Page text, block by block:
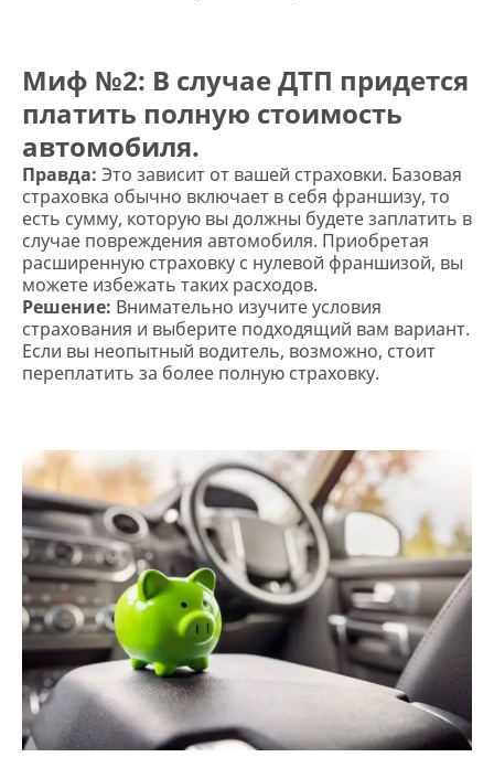
Миф №2: В случае ДТП придется
платить полную стоимость
автомобиля.
Правда: Это зависит от вашей страховки. Базовая
страховка обычно включает в себя франшизу, то
есть сумму, которую вы должны будете заплатить в
случае повреждения автомобиля. Приобретая
расширенную страховку с нулевой франшизой, вы
можете избежать таких расходов.
Решение: Внимательно изучите условия
страхования и выберите подходящий вам вариант.
Если вы неопытный водитель, возможно, стоит
переплатить за более полную страховку.